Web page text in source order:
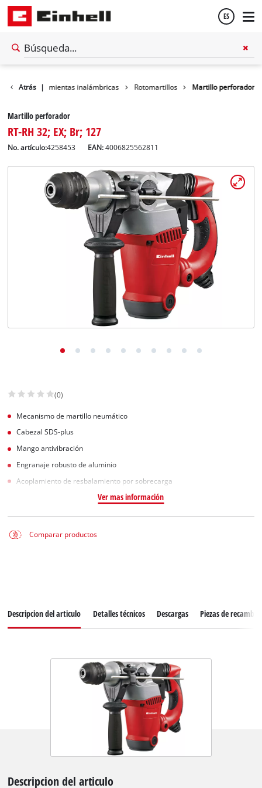
ES
Atrás |
Herramientas inalámbricas Rotomartillos Martillo perforador
Martillo perforador
RT-RH 32; EX; Br; 127
No. artículo:4258453 EAN:4006825562811
(0)
Mecanismo de martillo neumático
Cabezal SDS-plus
Mango antivibración
Engranaje robusto de aluminio
Acoplamiento de resbalamiento por sobrecarga
Ver mas información
Comparar productos
Descripcion del articulo Detalles técnicos Descargas Piezas de recambio
Descripcion del articulo